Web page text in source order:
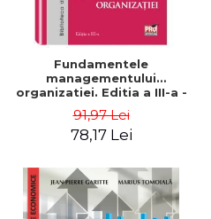
Fundamentele
managementului
organizatiei. Editia a III-a -
91,97 Lei
78,17 Lei